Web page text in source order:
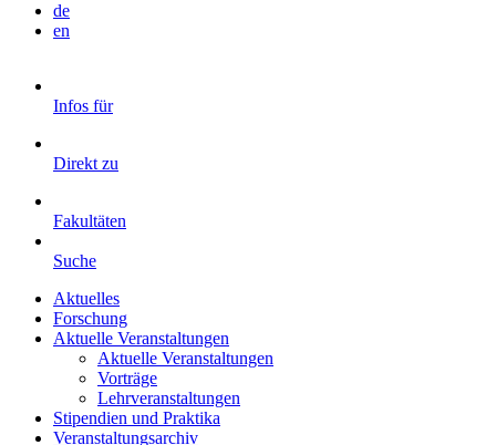
de
en
Infos für
Direkt zu
Fakultäten
Suche
Aktuelles
Forschung
Aktuelle Veranstaltungen
Aktuelle Veranstaltungen
Vorträge
Lehrveranstaltungen
Stipendien und Praktika
Veranstaltungsarchiv